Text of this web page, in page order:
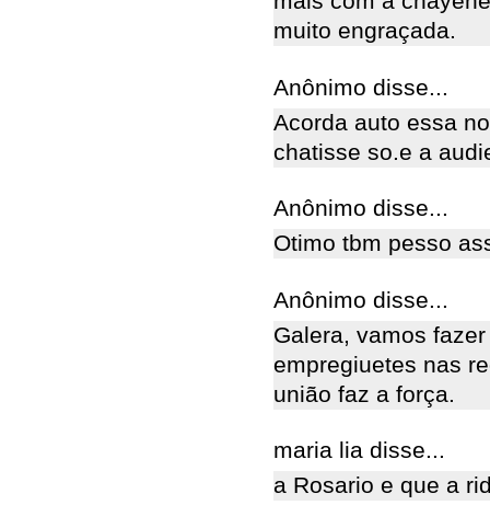
muito engraçada.
Anônimo disse...
Acorda auto essa
chatisse so.e a
Anônimo disse...
Otimo tbm pesso
Anônimo disse...
Galera, vamos
empregiuetes nas
união faz a força.
maria lia disse...
a Rosario e que a